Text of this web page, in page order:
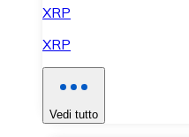
XRP
XRP
Vedi tutto